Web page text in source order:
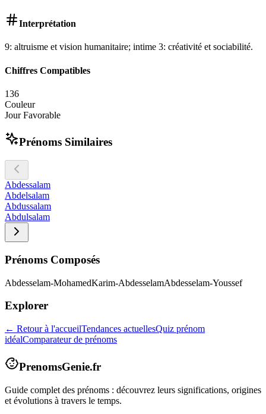
Interprétation
9: altruisme et vision humanitaire; intime 3: créativité et sociabilité.
Chiffres Compatibles
136
Couleur
Jour Favorable
Prénoms Similaires
Abdessalam
Abdelsalam
Abdussalam
Abdulsalam
Prénoms Composés
Abdesselam-MohamedKarim-AbdesselamAbdesselam-Youssef
Explorer
← Retour à l'accueilTendances actuellesQuiz prénom
idéalComparateur de prénoms
PrenomsGenie.fr
Guide complet des prénoms : découvrez leurs significations, origines
et évolutions à travers le temps.